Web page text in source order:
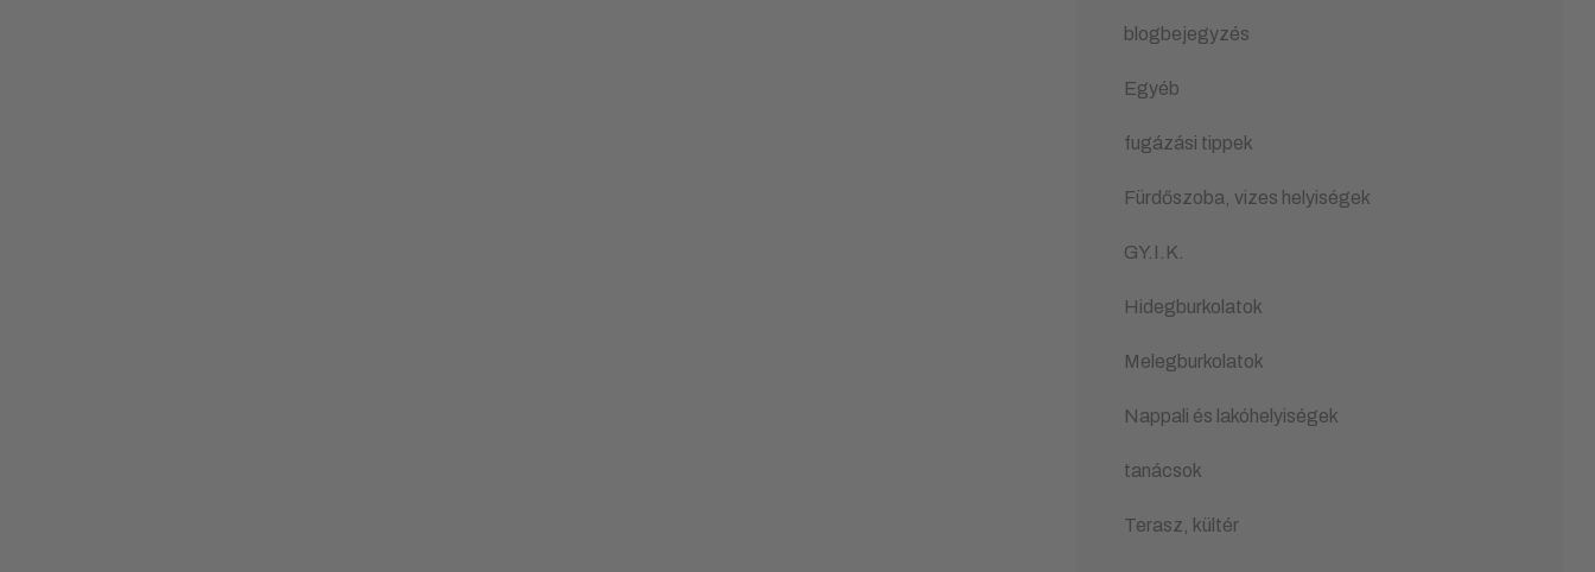
blogbejegyzés
Egyéb
fugázási tippek
Fürdőszoba, vizes helyiségek
GY.I.K.
Hidegburkolatok
Melegburkolatok
Nappali és lakóhelyiségek
tanácsok
Terasz, kültér